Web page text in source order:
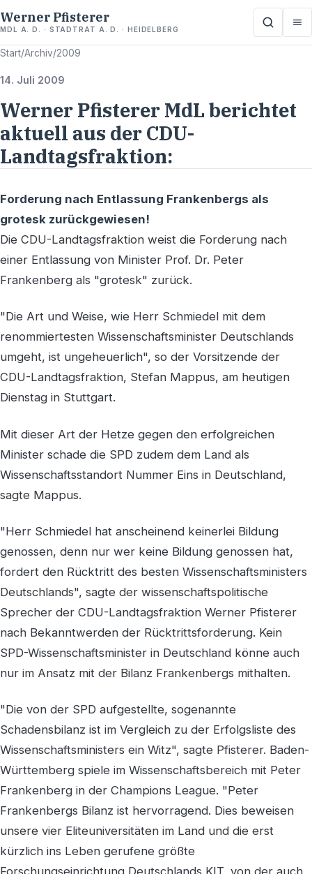
Werner Pfisterer
MDL A. D. · STADTRAT A. D. · HEIDELBERG
Start/Archiv/2009
14. Juli 2009
Werner Pfisterer MdL berichtet
aktuell aus der CDU-
Landtagsfraktion:
Forderung nach Entlassung Frankenbergs als
grotesk zurückgewiesen!
Die CDU-Landtagsfraktion weist die Forderung nach
einer Entlassung von Minister Prof. Dr. Peter
Frankenberg als "grotesk" zurück.
"Die Art und Weise, wie Herr Schmiedel mit dem
renommiertesten Wissenschaftsminister Deutschlands
umgeht, ist ungeheuerlich", so der Vorsitzende der
CDU-Landtagsfraktion, Stefan Mappus, am heutigen
Dienstag in Stuttgart.
Mit dieser Art der Hetze gegen den erfolgreichen
Minister schade die SPD zudem dem Land als
Wissenschaftsstandort Nummer Eins in Deutschland,
sagte Mappus.
"Herr Schmiedel hat anscheinend keinerlei Bildung
genossen, denn nur wer keine Bildung genossen hat,
fordert den Rücktritt des besten Wissenschaftsministers
Deutschlands", sagte der wissenschaftspolitische
Sprecher der CDU-Landtagsfraktion Werner Pfisterer
nach Bekanntwerden der Rücktrittsforderung. Kein
SPD-Wissenschaftsminister in Deutschland könne auch
nur im Ansatz mit der Bilanz Frankenbergs mithalten.
"Die von der SPD aufgestellte, sogenannte
Schadensbilanz ist im Vergleich zu der Erfolgsliste des
Wissenschaftsministers ein Witz", sagte Pfisterer. Baden-
Württemberg spiele im Wissenschaftsbereich mit Peter
Frankenberg in der Champions League. "Peter
Frankenbergs Bilanz ist hervorragend. Dies beweisen
unsere vier Eliteuniversitäten im Land und die erst
kürzlich ins Leben gerufene größte